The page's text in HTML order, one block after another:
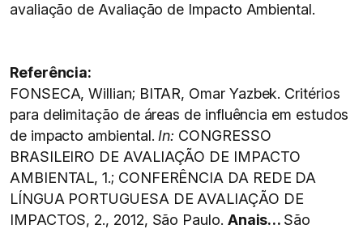
avaliação de Avaliação de Impacto Ambiental.
Referência:
FONSECA, Willian; BITAR, Omar Yazbek. Critérios
para delimitação de áreas de influência em estudos
de impacto ambiental. In: CONGRESSO
BRASILEIRO DE AVALIAÇÃO DE IMPACTO
AMBIENTAL, 1.; CONFERÊNCIA DA REDE DA
LÍNGUA PORTUGUESA DE AVALIAÇÃO DE
IMPACTOS, 2., 2012, São Paulo. Anais… São